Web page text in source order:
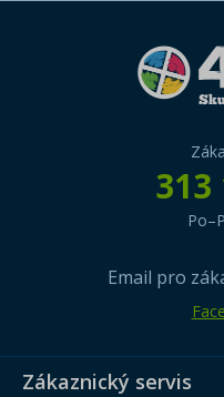
313
Email pro
Zákaznický servis